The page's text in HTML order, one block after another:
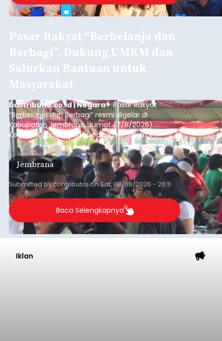
Pasar Rakyat “Berbelanja dan
Berbagi”, Dukung UMKM dan
Salurkan Bantuan untuk
Masyarakat
balitribune.co.id | Negara- Pasar Rakyat
“Berbelanja dan Berbagi” resmi digelar di
Kabupaten Jembrana, Jumat (7/8/2026).
Kegiatan yang digelar Gedung Kesenian Ir.
Soekarno ini memadukan pemberdayaan
ekonomi masyarakat dengan aksi sosial tersebut
mendapat antusiasme tinggi dan mencatat nilai
transaksi mencapai Rp672.733.200.
Jembrana
Submitted bycontributoronSat, 08/08/2026 - 20:11
Baca Selengkapnya
Iklan